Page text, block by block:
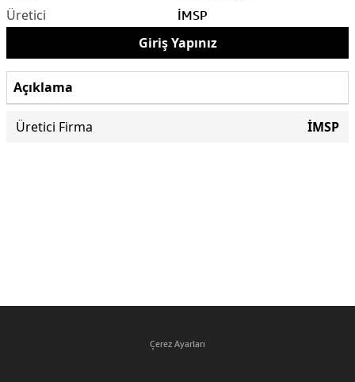
İMSP
Giriş Yapınız
Açıklama
Üretici Firma İMSP
Çerez Ayarları